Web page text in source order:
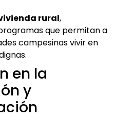
rural,
que permitan a
campesinas vivir en
en la
y